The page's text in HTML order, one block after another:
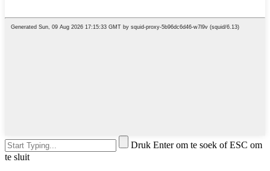
Druk Enter om te soek of ESC om
te sluit